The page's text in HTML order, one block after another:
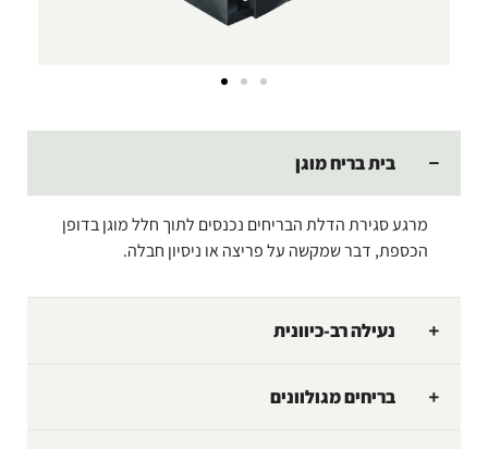
בית בריח מוגן
מרגע סגירת הדלת הבריחים נכנסים לתוך חלל מוגן בדופן
הכספת, דבר שמקשה על פריצה או ניסיון חבלה.
נעילה רב-כיוונית
בריחים מגולוונים